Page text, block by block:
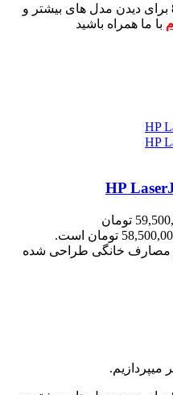
برای دیدن مدل های بیشتر و
با ما همراه باشید
قیمت اصلی 59,500,000 تومان
و مصارف خانگی طراحی شده
میپردازیم.